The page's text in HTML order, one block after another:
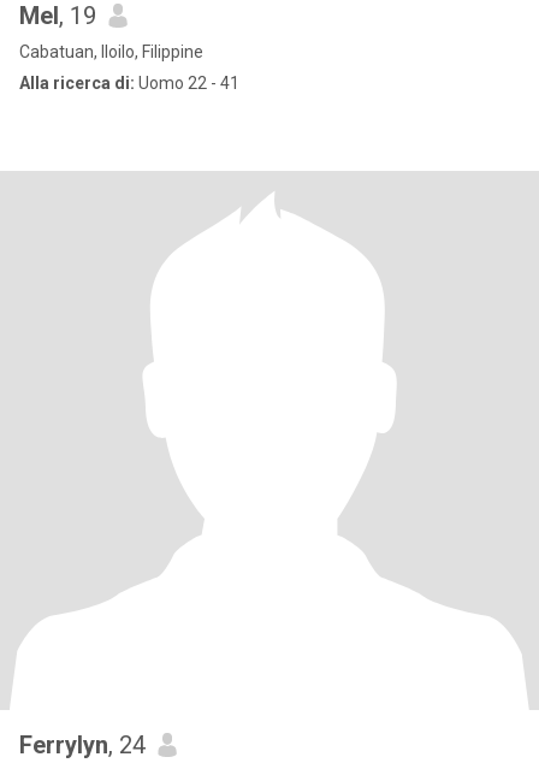
Mel, 19
Cabatuan, Iloilo, Filippine
Alla ricerca di: Uomo 22 - 41
Ferrylyn, 24